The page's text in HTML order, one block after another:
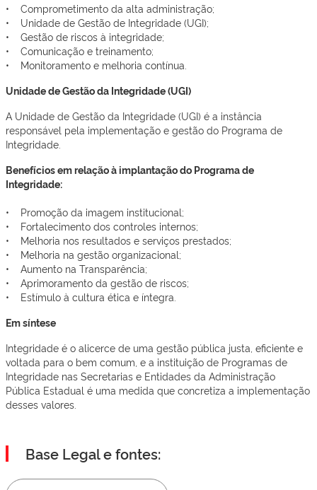
• Comprometimento da alta administração;
• Unidade de Gestão de Integridade (UGI);
• Gestão de riscos à integridade;
• Comunicação e treinamento;
• Monitoramento e melhoria contínua.
Unidade de Gestão da Integridade (UGI)
A Unidade de Gestão da Integridade (UGI) é a instância
responsável pela implementação e gestão do Programa de
Integridade.
Benefícios em relação à implantação do Programa de
Integridade:
• Promoção da imagem institucional;
• Fortalecimento dos controles internos;
• Melhoria nos resultados e serviços prestados;
• Melhoria na gestão organizacional;
• Aumento na Transparência;
• Aprimoramento da gestão de riscos;
• Estímulo à cultura ética e íntegra.
Em síntese
Integridade é o alicerce de uma gestão pública justa, eficiente e
voltada para o bem comum, e a instituição de Programas de
Integridade nas Secretarias e Entidades da Administração
Pública Estadual é uma medida que concretiza a implementação
desses valores.
Base Legal e fontes: